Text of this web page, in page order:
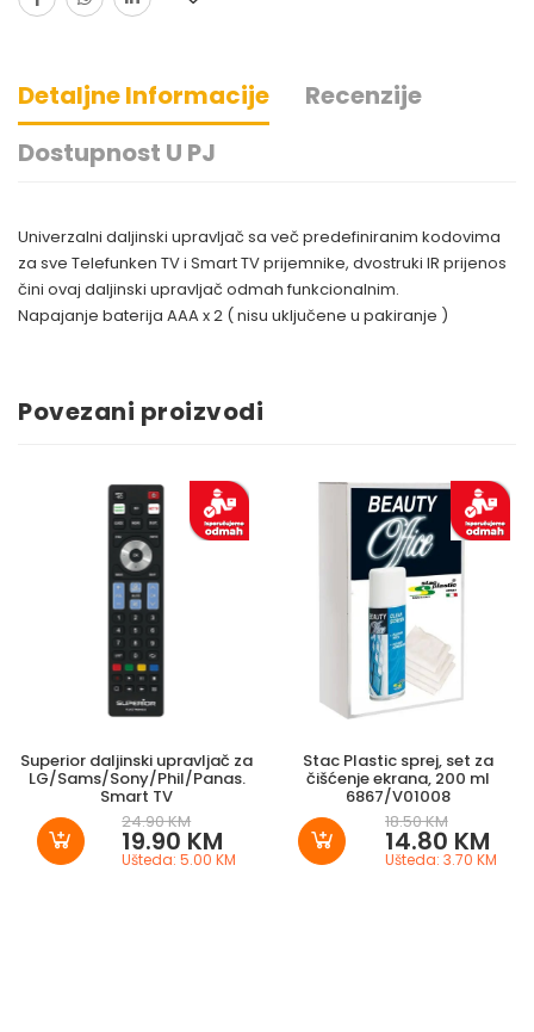
Detaljne Informacije
Recenzije
Dostupnost U PJ
Univerzalni daljinski upravljač sa več predefiniranim kodovima
za sve Telefunken TV i Smart TV prijemnike, dvostruki IR prijenos
čini ovaj daljinski upravljač odmah funkcionalnim.
Napajanje baterija AAA x 2 ( nisu uključene u pakiranje )
Povezani proizvodi
Superior daljinski upravljač za
LG/Sams/Sony/Phil/Panas.
Smart TV
24.90 KM
19.90 KM
Ušteda: 5.00 KM
Stac Plastic sprej, set za
čišćenje ekrana, 200 ml
6867/V01008
18.50 KM
14.80 KM
Ušteda: 3.70 KM